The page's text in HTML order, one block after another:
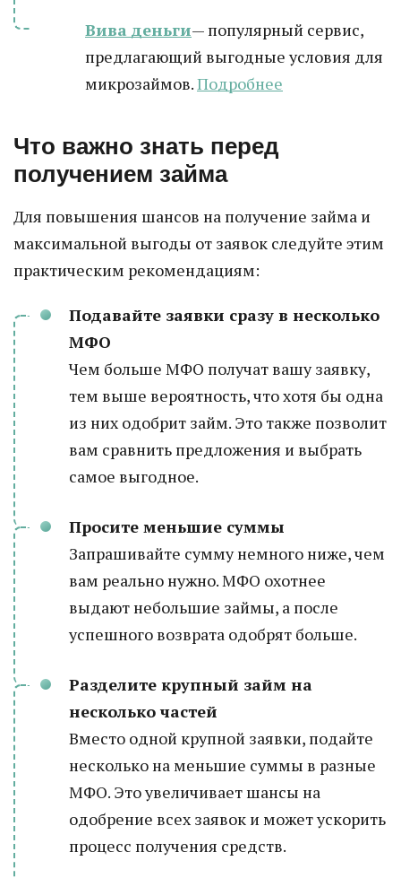
Вива деньги— популярный сервис,
предлагающий выгодные условия для
микрозаймов.Подробнее
Что важно знать перед
получением займа
Для повышения шансов на получение займа и
максимальной выгоды от заявок следуйте этим
практическим рекомендациям:
Подавайте заявки сразу в несколько
МФО
Чем больше МФО получат вашу заявку,
тем выше вероятность, что хотя бы одна
из них одобрит займ. Это также позволит
вам сравнить предложения и выбрать
самое выгодное.
Просите меньшие суммы
Запрашивайте сумму немного ниже, чем
вам реально нужно. МФО охотнее
выдают небольшие займы, а после
успешного возврата одобрят больше.
Разделите крупный займ на
несколько частей
Вместо одной крупной заявки, подайте
несколько на меньшие суммы в разные
МФО. Это увеличивает шансы на
одобрение всех заявок и может ускорить
процесс получения средств.